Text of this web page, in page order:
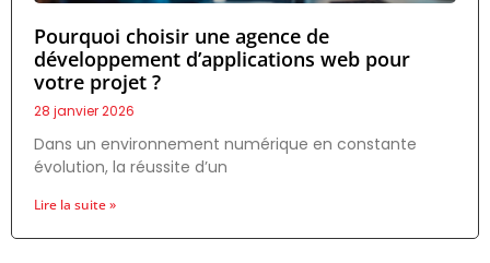
Pourquoi choisir une agence de
développement d’applications web pour
votre projet ?
28 janvier 2026
Dans un environnement numérique en constante
évolution, la réussite d’un
Lire la suite »